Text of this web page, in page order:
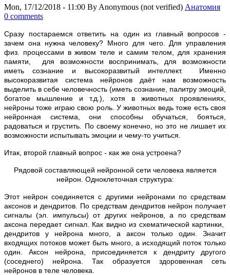
Mon, 17/12/2018 - 11:00 By Anonymous (not verified) Анатомия
0 comments
Сразу постараемся ответить на один из главный вопросов -
зачем она нужна человеку? Много для чего. Для управления
физ. процессами в живом теле и самим телом, для хранения
памяти, для возможности воспринимать, для возможности
иметь сознание и высокоразвитый интеллект. Именно
высокоразвитая система нейронов даёт нам возможность
выделить в себе человечность (иметь сознание, палитру эмоций,
богатое мышление и т.д.), хотя в животных проявлениях,
нейроны тоже играю свою роль. У животных ведь тоже есть своя
нейронная система, они способны обучаться, бояться,
радоваться и грустить. По своему конечно, но это не лишает их
возможности испытывать эмоции и чему-то учиться.
Итак, второй главный вопрос - как же она устроена?
Рядовой составляющей нейронной сети человека является
нейрон. Одноклеточная структура:
Этот нейрон соединяется с другими нейронами по средствам
аксонов и дендритов. По средствам дендритов нейрон получает
сигналы (эл. импульсы) от других нейронов, а по средствам
аксона передает сигнал. Как видно из схематической картинки,
дендритов у нейрона много, а аксон только один. Значит
входящих потоков может быть много, а исходящий поток только
один. Аксон нейрона, присоединяется к дендриту другого
(соседнего) нейрона. Так образуется здоровенная сеть
нейронов в теле человека.